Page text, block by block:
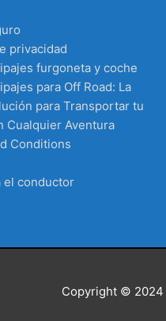
privacidad
furgoneta y coche
para Off Road: La
para Transportar tu
Cualquier Aventura
Conditions
el conductor
Copyright © 2024